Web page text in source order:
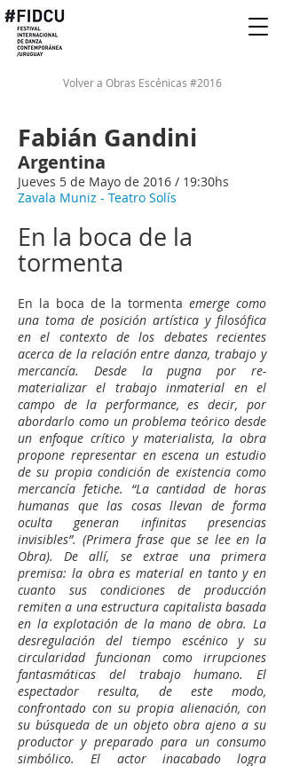
Volver a Obras Escénicas #2016
Fabián Gandini
Argentina
Jueves 5 de Mayo de 2016 / 19:30hs
Zavala Muniz - Teatro Solís​​​
En la boca de la
tormenta
En la boca de la tormenta emerge como
una toma de posición artística y filosófica
en el contexto de los debates recientes
acerca de la relación entre danza, trabajo y
mercancía. Desde la pugna por re-
materializar el trabajo inmaterial en el
campo de la performance, es decir, por
abordarlo como un problema teórico desde
un enfoque crítico y materialista, la obra
propone representar en escena un estudio
de su propia condición de existencia como
mercancía fetiche. “La cantidad de horas
humanas que las cosas llevan de forma
oculta generan infinitas presencias
invisibles”. (Primera frase que se lee en la
Obra). De allí, se extrae una primera
premisa: la obra es material en tanto y en
cuanto sus condiciones de producción
remiten a una estructura capitalista basada
en la explotación de la mano de obra. La
desregulación del tiempo escénico y su
circularidad funcionan como irrupciones
fantasmáticas del trabajo humano. El
espectador resulta, de este modo,
confrontado con su propia alienación, con
su búsqueda de un objeto obra ajeno a su
productor y preparado para un consumo
simbólico. El actor inacabado logra